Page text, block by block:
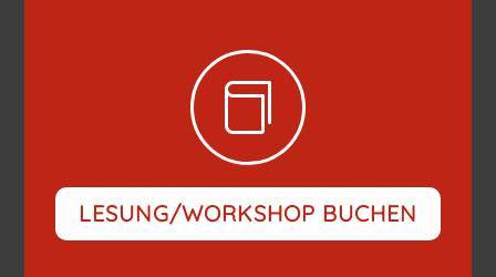

LESUNG/WORKSHOP BUCHEN